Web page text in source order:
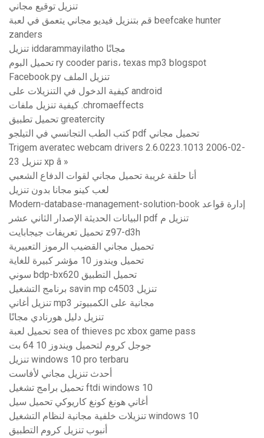
تنزيل توقيع مجاني
قم بتنزيل فيديو مجاني يتعمق في لعبة beefcake hunter
zanders
تنزيل iddarammayilatho مجانًا
تحميل البوم ry cooder paris، texas mp3 blogspot
Facebook.py تنزيل الملف
كيفية الدخول في التنزيلات على android
كيفية تنزيل ملفات .chromaeffects
تحميل تطبيق greatercity
كتب الطب التجانسي في التيلجو pdf تحميل مجاني
Trigem averatec webcam drivers 2.6.0223.1013 2006-02-
23 تنزيل xp â »
أنا حلقة غريبة تحميل مجاني لقوات الدفاع الشعبي
لعب كينو مجانا بدون تنزيل
Modern-database-management-solution-book إدارة قواعد
البيانات الحديثة الإصدار الثاني عشر pdf تنزيل م
تحميل تعريفات جيجابايت z97-d3h
تحميل مجاني القضيب الرموز التعبيرية
تحميل ويندوز 10 مؤشر كبيرة للغاية
سوني bdp-bx620 تحميل التطبيق
برنامج التشغيل savin mp c4503 تنزيل
تنزيل أغاني mp3 مجانية على الكمبيوتر
تنزيل دليل هورنادي مجانًا
تحميل لعبة sea of ​​thieves pc xbox game pass
جوجل كروم لتحميل ويندوز 10 64 بت
تنزيل windows 10 pro terbaru
أحدث تنزيل مجاني لأفاست
تحميل برامج تشغيل ftdi windows 10
أغاني هونغ كونغ كاريوكي تحميل سيل
تنزيلات خلفية مجانية لنظام التشغيل windows 10
أنبوب تنزيل كروم التطبيق